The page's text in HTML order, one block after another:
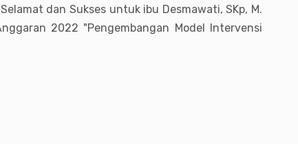
dan Sukses untuk ibu Desmawati, SKp, M.
2022 "Pengembangan Model Intervensi